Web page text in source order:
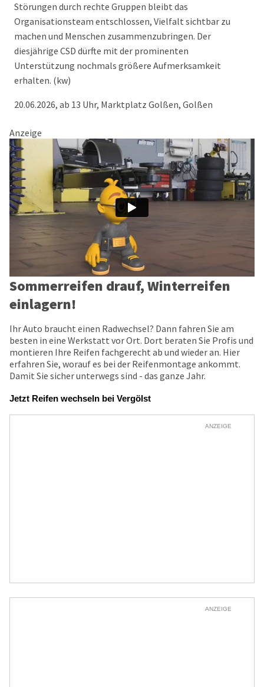
Störungen durch rechte Gruppen bleibt das
Organisationsteam entschlossen, Vielfalt sichtbar zu
machen und Menschen zusammenzubringen. Der
diesjährige CSD dürfte mit der prominenten
Unterstützung nochmals größere Aufmerksamkeit
erhalten. (kw)
20.06.2026, ab 13 Uhr, Marktplatz Golßen, Golßen
Anzeige
Sommerreifen drauf, Winterreifen
einlagern!
Ihr Auto braucht einen Radwechsel? Dann fahren Sie am
besten in eine Werkstatt vor Ort. Dort beraten Sie Profis und
montieren Ihre Reifen fachgerecht ab und wieder an. Hier
erfahren Sie, worauf es bei der Reifenmontage ankommt.
Damit Sie sicher unterwegs sind - das ganze Jahr.
Jetzt Reifen wechseln bei Vergölst
ANZEIGE
ANZEIGE